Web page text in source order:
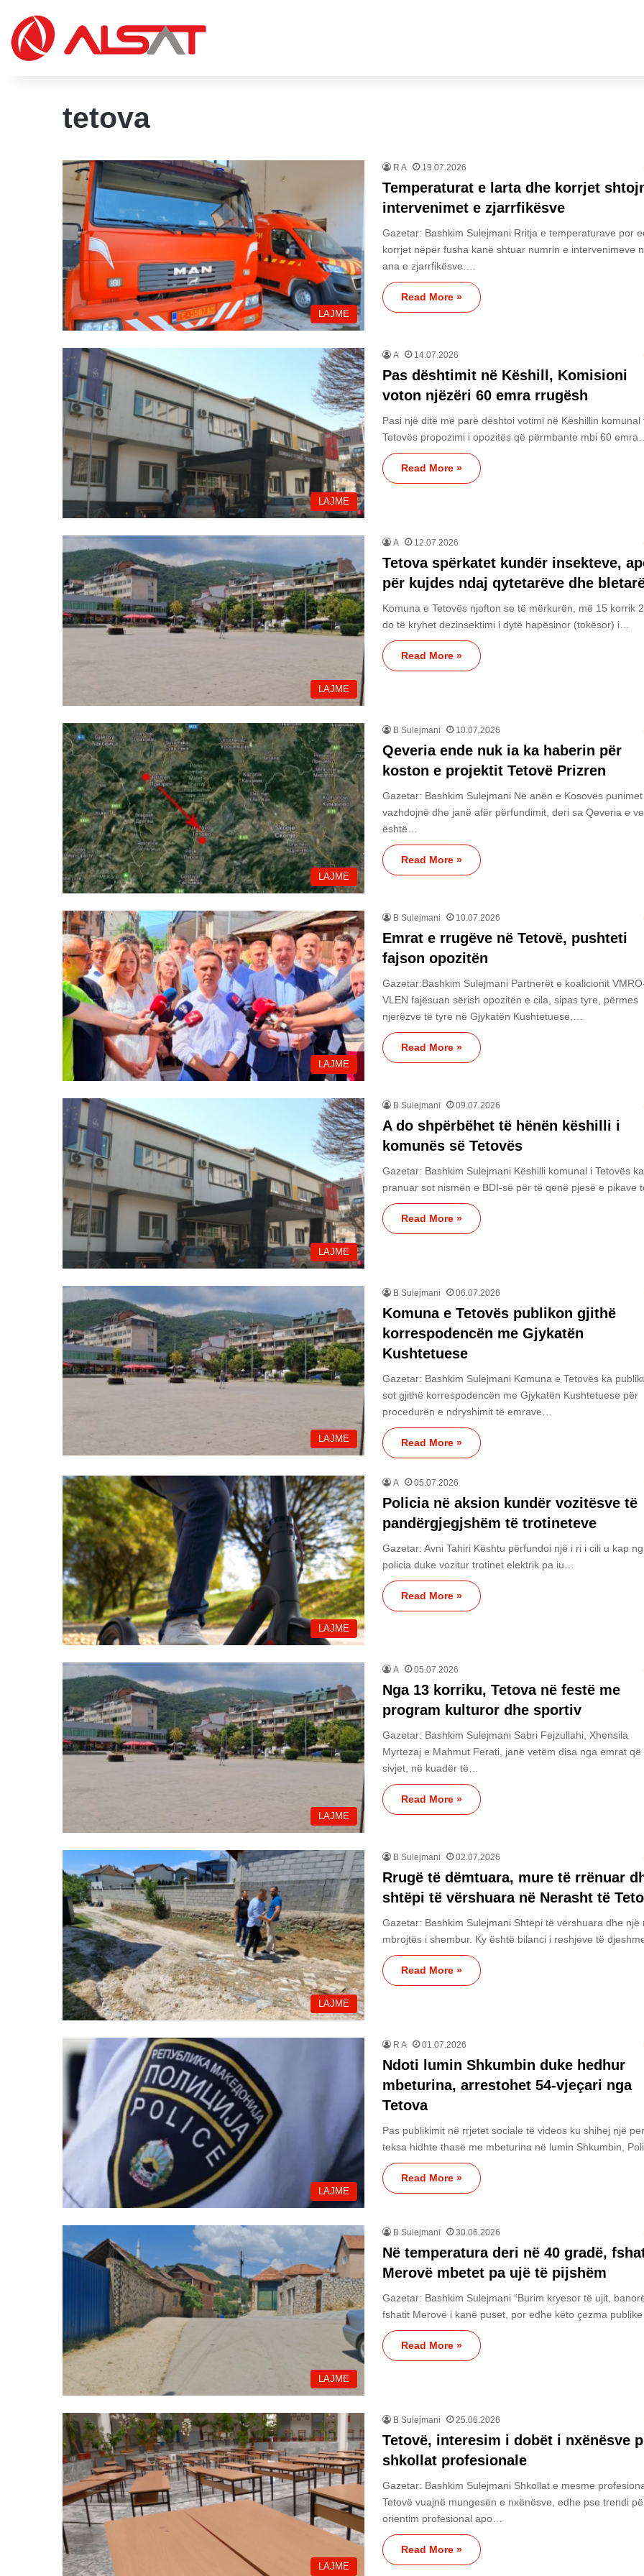
tetova
LAJME
R A 19.07.2026
Temperaturat e larta dhe korrjet
intervenimet e zjarrfikësve
Gazetar: Bashkim Sulejmani Rritja e temperaturave por
korrjet nëpër fusha kanë shtuar numrin e intervenimeve
ana e zjarrfikësve.…
Read More »
LAJME
A 14.07.2026
Pas dështimit në Këshill, Komisioni
voton njëzëri 60 emra rrugësh
Pasi një ditë më parë dështoi votimi në Këshillin komunal
Tetovës propozimi i opozitës që përmbante mbi 60 emra…
Read More »
LAJME
A 12.07.2026
Tetova spërkatet kundër insekteve,
për kujdes ndaj qytetarëve dhe
Komuna e Tetovës njofton se të mërkurën, më 15 korrik
do të kryhet dezinsektimi i dytë hapësinor (tokësor) i…
Read More »
LAJME
B Sulejmani 10.07.2026
Qeveria ende nuk ia ka haberin për
koston e projektit Tetovë Prizren
Gazetar: Bashkim Sulejmani Në anën e Kosovës
vazhdojnë dhe janë afër përfundimit, deri sa Qeveria e
është…
Read More »
LAJME
B Sulejmani 10.07.2026
Emrat e rrugëve në Tetovë, pushteti
fajson opozitën
Gazetar:Bashkim Sulejmani Partnerët e koalicionit
VLEN fajësuan sërish opozitën e cila, sipas tyre, përmes
njerëzve të tyre në Gjykatën Kushtetuese,…
Read More »
LAJME
B Sulejmani 09.07.2026
A do shpërbëhet të hënën këshilli i
komunës së Tetovës
Gazetar: Bashkim Sulejmani Këshilli komunal i Tetovës ka
pranuar sot nismën e BDI-së për të qenë pjesë e pikave
Read More »
LAJME
B Sulejmani 06.07.2026
Komuna e Tetovës publikon gjithë
korrespodencën me Gjykatën
Kushtetuese
Gazetar: Bashkim Sulejmani Komuna e Tetovës ka
sot gjithë korrespodencën me Gjykatën Kushtetuese për
procedurën e ndryshimit të emrave…
Read More »
LAJME
A 05.07.2026
Policia në aksion kundër vozitësve të
pandërgjegjshëm të trotineteve
Gazetar: Avni Tahiri Kështu përfundoi një i ri i cili u kap
policia duke vozitur trotinet elektrik pa iu…
Read More »
LAJME
A 05.07.2026
Nga 13 korriku, Tetova në festë me
program kulturor dhe sportiv
Gazetar: Bashkim Sulejmani Sabri Fejzullahi, Xhensila
Myrtezaj e Mahmut Ferati, janë vetëm disa nga emrat që
sivjet, në kuadër të…
Read More »
LAJME
B Sulejmani 02.07.2026
Rrugë të dëmtuara, mure të rrënuar
shtëpi të vërshuara në Nerasht të
Gazetar: Bashkim Sulejmani Shtëpi të vërshuara dhe një
mbrojtës i shembur. Ky është bilanci i reshjeve të
Read More »
LAJME
R A 01.07.2026
Ndoti lumin Shkumbin duke hedhur
mbeturina, arrestohet 54-vjeçari nga
Tetova
Pas publikimit në rrjetet sociale të videos ku shihej një
teksa hidhte thasë me mbeturina në lumin Shkumbin,
Read More »
LAJME
B Sulejmani 30.06.2026
Në temperatura deri në 40 gradë,
Merovë mbetet pa ujë të pijshëm
Gazetar: Bashkim Sulejmani “Burim kryesor të ujit,
fshatit Merovë i kanë puset, por edhe këto çezma
Read More »
LAJME
B Sulejmani 25.06.2026
Tetovë, interesim i dobët i nxënësve
shkollat profesionale
Gazetar: Bashkim Sulejmani Shkollat e mesme
Tetovë vuajnë mungesën e nxënësve, edhe pse trendi
orientim profesional apo…
Read More »